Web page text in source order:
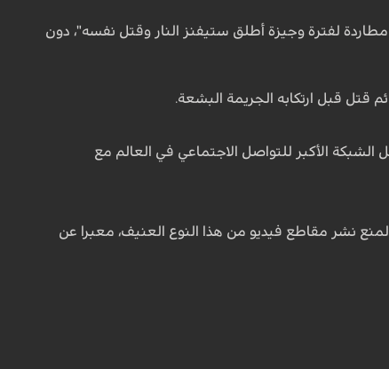
لفترة وجيزة أطلق ستيفنز النار وقتل نفسه"، دون
قبل ارتكابه الجريمة البشعة.
الأكبر للتواصل الاجتماعي في العالم مع
نشر مقاطع فيديو من هذا النوع العنيف، معبرا عن